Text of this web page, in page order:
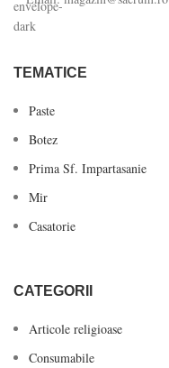
TEMATICE
Paste
Botez
Prima Sf. Impartasanie
Mir
Casatorie
CATEGORII
Articole religioase
Consumabile